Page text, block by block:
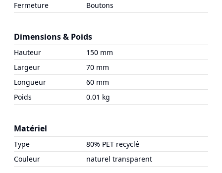
Fermeture Boutons
Dimensions & Poids
Hauteur
150 mm
Largeur
70 mm
Longueur
60 mm
Poids
0.01 kg
Matériel
Type
80% PET recyclé
Couleur
naturel transparent